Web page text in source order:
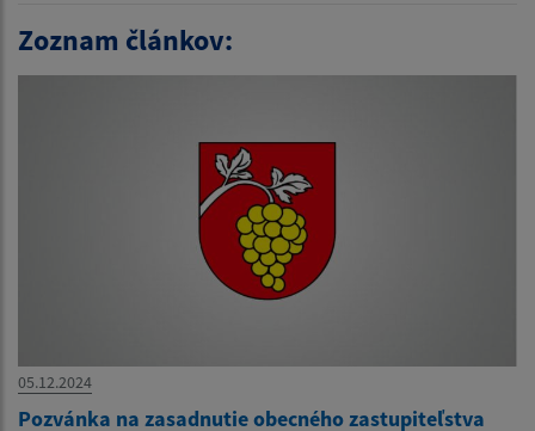
Zoznam článkov:
05.12.2024
Pozvánka na zasadnutie obecného zastupiteľstva